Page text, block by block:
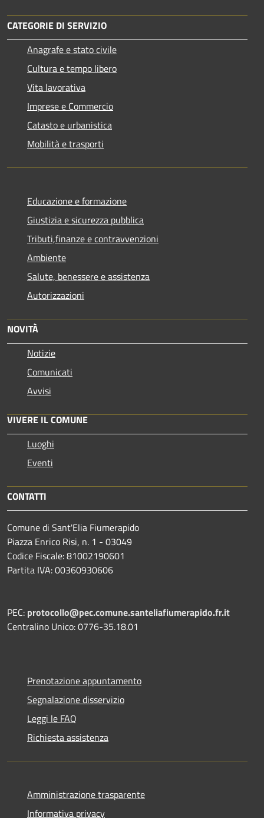
CATEGORIE DI SERVIZIO
Anagrafe e stato civile
Cultura e tempo libero
Vita lavorativa
Imprese e Commercio
Catasto e urbanistica
Mobilità e trasporti
Educazione e formazione
Giustizia e sicurezza pubblica
Tributi,finanze e contravvenzioni
Ambiente
Salute, benessere e assistenza
Autorizzazioni
NOVITÀ
Notizie
Comunicati
Avvisi
VIVERE IL COMUNE
Luoghi
Eventi
CONTATTI
Comune di Sant'Elia Fiumerapido
Piazza Enrico Risi, n. 1 - 03049
Codice Fiscale: 81002190601
Partita IVA: 00360930606
PEC: protocollo@pec.comune.santeliafiumerapido.fr.it
Centralino Unico: 0776-35.18.01
Prenotazione appuntamento
Segnalazione disservizio
Leggi le FAQ
Richiesta assistenza
Amministrazione trasparente
Informativa privacy